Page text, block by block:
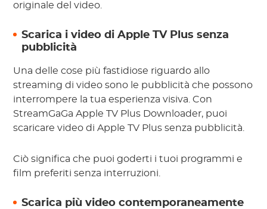
originale del video.
Scarica i video di Apple TV Plus senza
pubblicità
Una delle cose più fastidiose riguardo allo
streaming di video sono le pubblicità che possono
interrompere la tua esperienza visiva. Con
StreamGaGa Apple TV Plus Downloader, puoi
scaricare video di Apple TV Plus senza pubblicità.
Ciò significa che puoi goderti i tuoi programmi e
film preferiti senza interruzioni.
Scarica più video contemporaneamente